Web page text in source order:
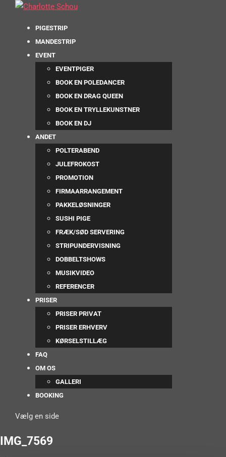
PIGESTRIP
MANDESTRIP
EVENT
EVENTPIGER
BOOK EN POLEDANCER
BOOK EN DRAG QUEEN
BOOK EN TRYLLEKUNSTNER
BOOK EN DJ
ANDET
POLTERABEND
JULEFROKOST
PROMOTION
FIRMAARRANGEMENT
PAKKELØSNINGER
SUSHI PIGE
FRÆK/SØD SERVERING
STRIPUNDERVISNING
DOBBELTSHOWS
MUSIKVIDEO
REFERENCER
PRISER
PRISER PRIVAT
PRISER ERHVERV
KØRSELSTILLÆG
FAQ
OM OS
GALLERI
BOOKING
Vælg en side
IMG_7569